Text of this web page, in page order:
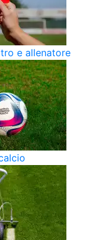
e allenatore